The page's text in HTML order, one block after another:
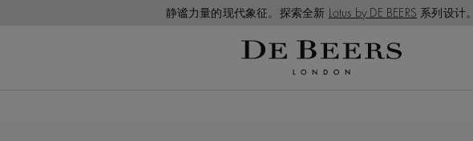
静谧力量的现代象征。探索全新 Lotus by DE BEERS 系列设计。